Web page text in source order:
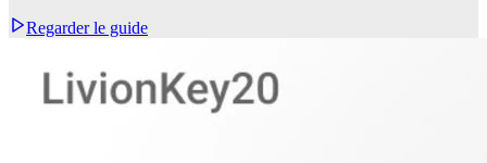
Regarder le guide